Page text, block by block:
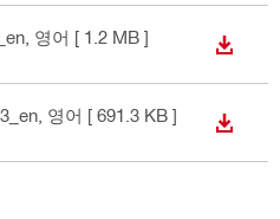
, 영어 [ 1.2 MB ]
다운로
, 영어 [ 691.3 KB ]
다운로